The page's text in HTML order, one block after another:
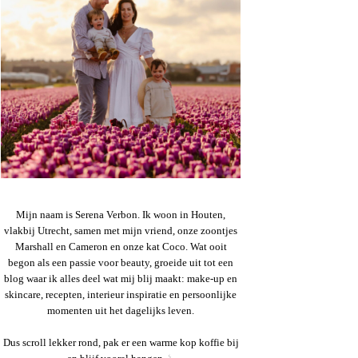
Mijn naam is Serena Verbon. Ik woon in Houten,
vlakbij Utrecht, samen met mijn vriend, onze zoontjes
Marshall en Cameron en onze kat Coco. Wat ooit
begon als een passie voor beauty, groeide uit tot een
blog waar ik alles deel wat mij blij maakt: make-up en
skincare, recepten, interieur inspiratie en persoonlijke
momenten uit het dagelijks leven.
Dus scroll lekker rond, pak er een warme kop koffie bij